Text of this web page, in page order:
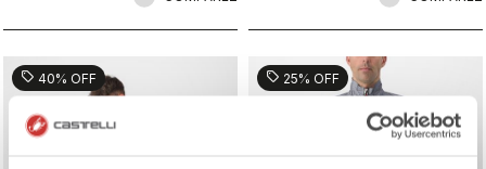
sell 40% OFF sell 25% OFF